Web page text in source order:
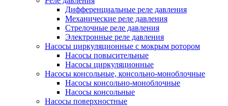
Дифференциальные реле давления
Механические реле давления
Стрелочные реле давления
Электронные реле давления
Насосы циркуляционные с мокрым ротором
Насосы повысительные
Насосы циркуляционные
Насосы консольные, консольно-моноблочные
Насосы консольно-моноблочные
Насосы консольные
Насосы поверхностные